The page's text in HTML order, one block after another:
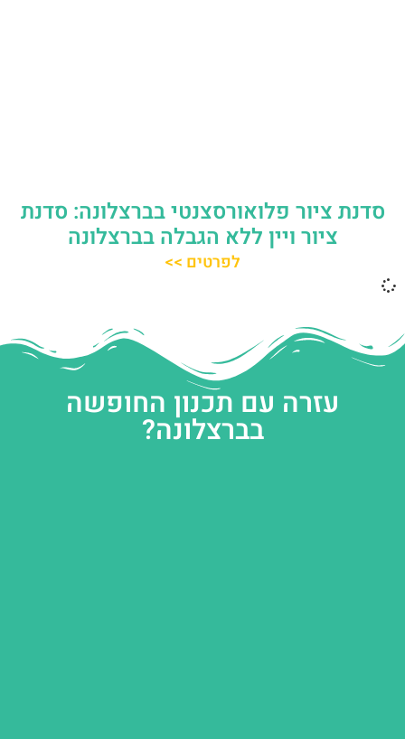
סדנת ציור פלואורסצנטי בברצלונה: סדנת
ציור ויין ללא הגבלה בברצלונה
לפרטים >>
עזרה עם תכנון החופשה
בברצלונה?